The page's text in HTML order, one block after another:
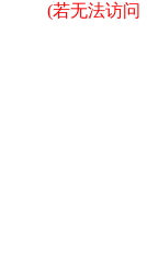
(若无法访问